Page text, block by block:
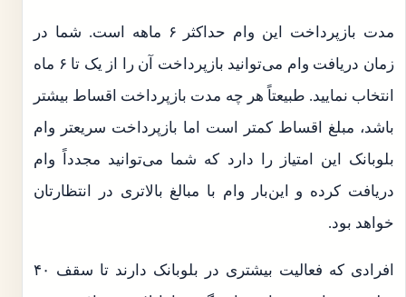
مدت بازپرداخت این وام حداکثر ۶ ماهه است. شما در
زمان دریافت وام می‌توانید بازپرداخت آن را از یک تا ۶ ماه
انتخاب نمایید. طبیعتاً هر چه مدت بازپرداخت اقساط بیشتر
باشد، مبلغ اقساط کمتر است اما بازپرداخت سریعتر وام
بلوبانک این امتیاز را دارد که شما می‌توانید مجدداً وام
دریافت کرده و این‌بار وام با مبالغ بالاتری در انتظارتان
خواهد بود.
افرادی که فعالیت بیشتری در بلوبانک دارند تا سقف ۴۰